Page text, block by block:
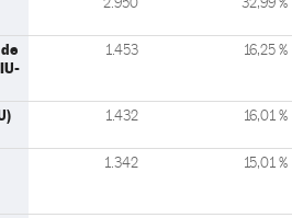
1.453 16,25 %
1.432 16,01 %
1.342 15,01 %